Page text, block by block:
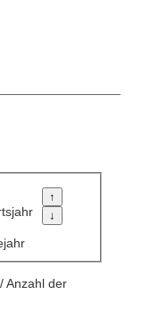
Anzahl der